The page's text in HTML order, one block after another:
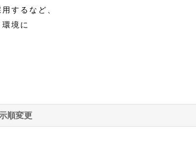
するなど、
境に
順変更